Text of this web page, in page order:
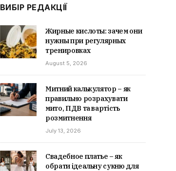
ВИБІР РЕДАКЦІЇ
Жирные кислоты: зачем они
нужны при регулярных
тренировках
August 5, 2026
Митний калькулятор – як
правильно розрахувати
мито, ПДВ та вартість
розмитнення
July 13, 2026
Свадебное платье – як
обрати ідеальну сукню для